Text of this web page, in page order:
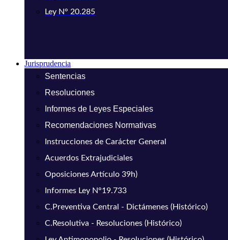
Ley N° 20.285
Jurisprudencia
Sentencias
Resoluciones
Informes de Leyes Especiales
Recomendaciones Normativas
Instrucciones de Carácter General
Acuerdos Extrajudiciales
Oposiciones Artículo 39h)
Informes Ley N°19.733
C.Preventiva Central - Dictámenes (Histórico)
C.Resolutiva - Resoluciones (Histórico)